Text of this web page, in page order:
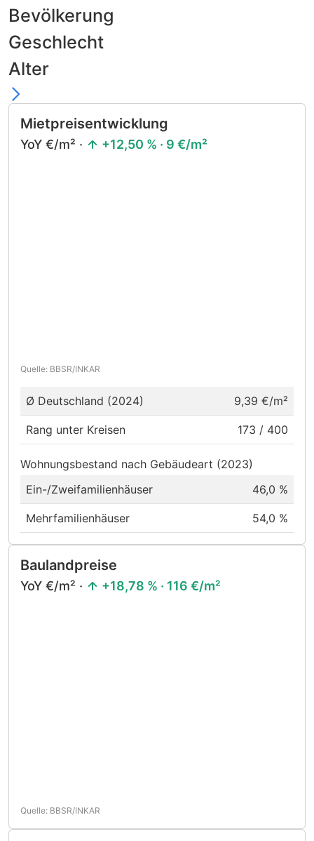
Bevölkerung
Geschlecht
Alter
Mietpreisentwicklung
YoY €/m² · +12,50 % · 9 €/m²
Quelle: BBSR/INKAR
Ø Deutschland (2024) 9,39 €/m²
Rang unter Kreisen 173 / 400
Wohnungsbestand nach Gebäudeart (2023)
Ein-/Zweifamilienhäuser
46,0 %
Mehrfamilienhäuser 54,0 %
Baulandpreise
YoY €/m² · +18,78 % · 116 €/m²
Quelle: BBSR/INKAR